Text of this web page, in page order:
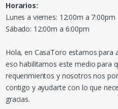
Horarios:
Lunes a viernes: 12:00m a 7:00pm
Sábado: 12:00m a 6:00pm
Hola, en CasaToro estamos para
eso habilitamos este medio para
requerimientos y nosotros nos
contigo y ayudarte con lo que
gracias.